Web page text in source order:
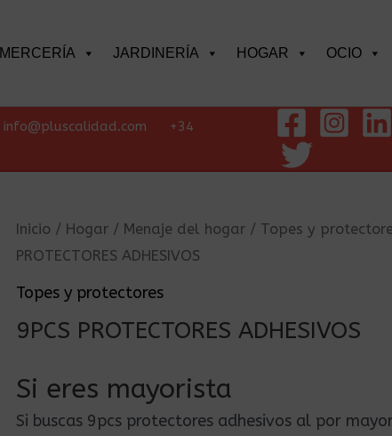
MERCERÍA JARDINERÍA HOGAR OCIO
info@pluscalidad.com
+34
Inicio / Hogar / Menaje del hogar / Topes y
PROTECTORES ADHESIVOS
Topes y protectores
9PCS PROTECTORES ADHESIVOS
Si eres mayorista
Si buscas 9pcs protectores adhesivos al por